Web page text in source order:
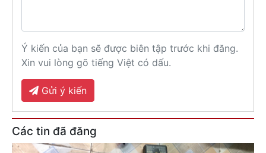
Ý kiến của bạn sẽ được biên tập trước khi đăng.
Xin vui lòng gõ tiếng Việt có dấu.
Gửi ý kiến
Các tin đã đăng